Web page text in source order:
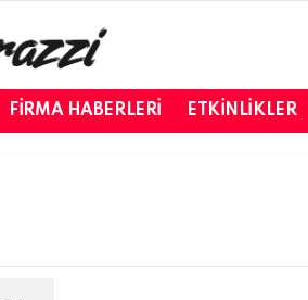
FIRMA HABERLERI ETKINLIKLER